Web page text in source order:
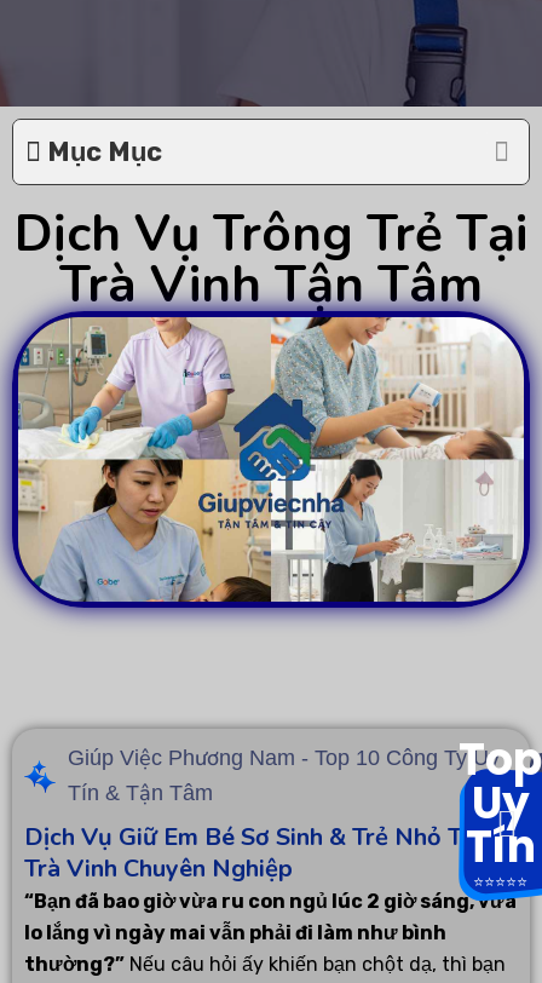
Mục Mục
Dịch Vụ Trông Trẻ Tại
Trà Vinh Tận Tâm
Giúp Việc Phương Nam - Top 10 Công Ty Uy
Tín & Tận Tâm
Dịch Vụ Giữ Em Bé Sơ Sinh & Trẻ Nhỏ Tại
Trà Vinh Chuyên Nghiệp
“Bạn đã bao giờ vừa ru con ngủ lúc 2 giờ sáng, vừa
lo lắng vì ngày mai vẫn phải đi làm như bình
thường?” Nếu câu hỏi ấy khiến bạn chột dạ, thì bạn
Top
Uy
Tín
⭐️⭐️⭐️⭐️⭐️